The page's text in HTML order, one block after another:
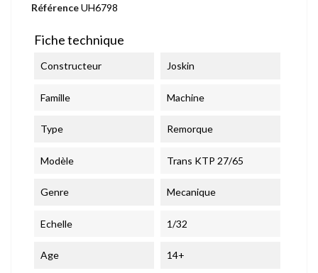
RéférenceUH6798
Fiche technique
Constructeur Joskin
Famille Machine
Type Remorque
Modèle Trans KTP 27/65
Genre Mecanique
Echelle 1/32
Age 14+